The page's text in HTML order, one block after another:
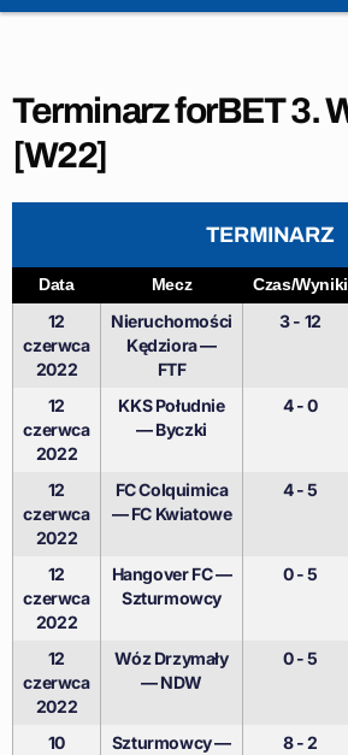
Terminarz forBET 3.
[W22]
TERMINARZ
Data Mecz Czas/Wyniki
12
czerwca
2022
Nieruchomości
Kędziora —
FTF
3 - 12
12
czerwca
2022
KKS Południe
— Byczki
4 - 0
12
czerwca
2022
FC Colquimica
— FC Kwiatowe
4 - 5
12
czerwca
2022
Hangover FC —
Szturmowcy
0 - 5
12
czerwca
2022
Wóz Drzymały
— NDW
0 - 5
10
Szturmowcy —
8 - 2